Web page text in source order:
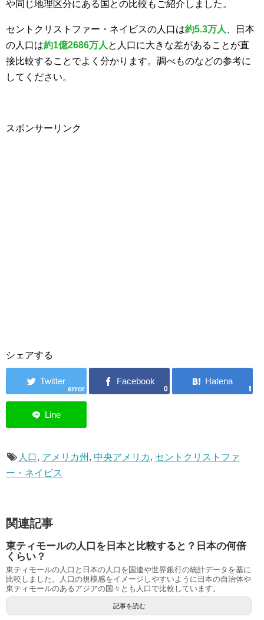
や同じ地理区分にある国との比較もご紹介しました。
セントクリストファー・ネイビスの人口は約5.3万人
、日本
の人口は約1億2686万人 と人口に大きな差があることが直
接比較することでよく分かります。調べものなどの参考に
してください。
スポンサーリンク
シェアする
error 0
人口, アメリカ州 , 中央アメリカ, セントクリストファ
ー・ネイビス
関連記事
東ティモールの人口を日本と比較すると？日本の何倍
くらい？
東ティモールの人口と日本の人口を国連や世界銀行の統計データを基に
比較しました。人口の規模感をイメージしやすいように日本の自治体や
東ティモールのあるアジアの国々とも人口で比較しています。
記事を読む